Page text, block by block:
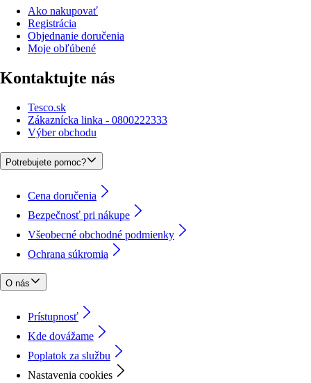
Ako nakupovať
Registrácia
Objednanie doručenia
Moje obľúbené
Kontaktujte nás
Tesco.sk
Zákaznícka linka - 0800222333
Výber obchodu
Potrebujete pomoc?
Cena doručenia
Bezpečnosť pri nákupe
Všeobecné obchodné podmienky
Ochrana súkromia
O nás
Prístupnosť
Kde dovážame
Poplatok za službu
Nastavenia cookies